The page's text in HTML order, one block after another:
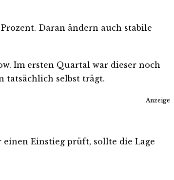
Daran ändern auch stabile
Im ersten Quartal war dieser noch
tatsächlich selbst trägt.
Anzeige
Einstieg prüft, sollte die Lage